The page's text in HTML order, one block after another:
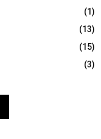
(1)
(13)
(15)
(3)